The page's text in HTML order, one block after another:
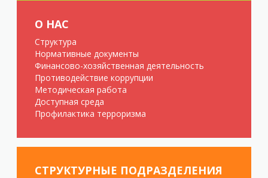
О НАС
Структура
Нормативные документы
Финансово-хозяйственная деятельность
Противодействие коррупции
Методическая работа
Доступная среда
Профилактика терроризма
СТРУКТУРНЫЕ ПОДРАЗДЕЛЕНИЯ